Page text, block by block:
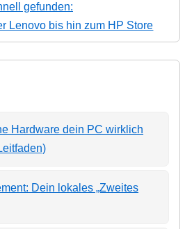
gefunden:
Lenovo bis hin zum HP Store
Hardware dein PC wirklich
Dein lokales „Zweites